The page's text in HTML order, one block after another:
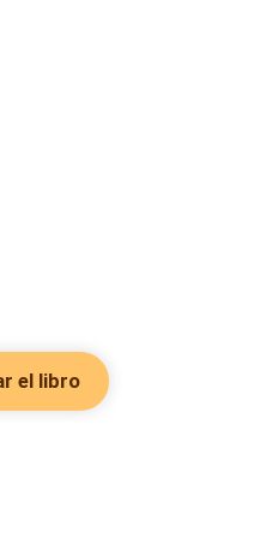
el libro